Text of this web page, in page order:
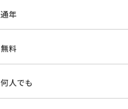
通年
無料
何人でも